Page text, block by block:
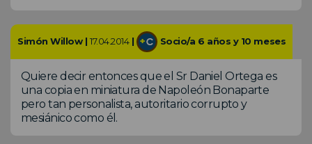
Simón Willow |17.04.2014| Socio/a 6 años y 10 meses
Quiere decir entonces que el Sr Daniel Ortega es
una copia en miniatura de Napoleón Bonaparte
pero tan personalista, autoritario corrupto y
mesiánico como él.